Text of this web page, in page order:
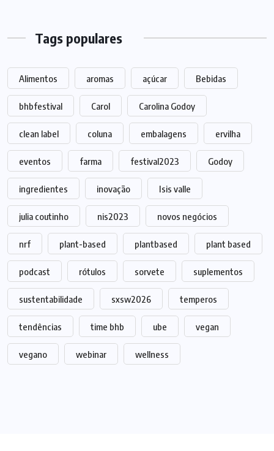
Tags populares
Alimentos aromas açúcar Bebidas
bhbfestival Carol Carolina Godoy
clean label coluna embalagens ervilha
eventos farma festival2023 Godoy
ingredientes inovação Isis valle
julia coutinho nis2023 novos negócios
nrf plant-based plantbased plant based
podcast rótulos sorvete suplementos
sustentabilidade sxsw2026 temperos
tendências time bhb ube vegan
vegano webinar wellness